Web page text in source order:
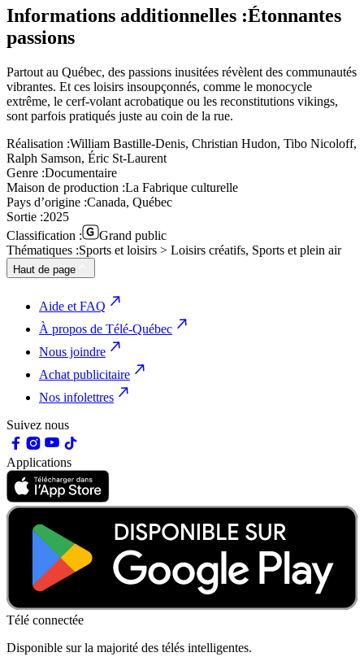
Informations additionnelles :Étonnantes
passions
Partout au Québec, des passions inusitées révèlent des communautés
vibrantes. Et ces loisirs insoupçonnés, comme le monocycle
extrême, le cerf-volant acrobatique ou les reconstitutions vikings,
sont parfois pratiqués juste au coin de la rue.
Réalisation :William Bastille-Denis, Christian Hudon, Tibo Nicoloff,
Ralph Samson, Éric St-Laurent
Genre :Documentaire
Maison de production :La Fabrique culturelle
Pays d’origine :Canada, Québec
Sortie :2025
Classification :
Grand public
Thématiques :Sports et loisirs > Loisirs créatifs, Sports et plein air
Haut de page
Aide et FAQ
À propos de Télé-Québec
Nous joindre
Achat publicitaire
Nos infolettres
Suivez nous
Applications
Télé connectée
Disponible sur la majorité des télés intelligentes.